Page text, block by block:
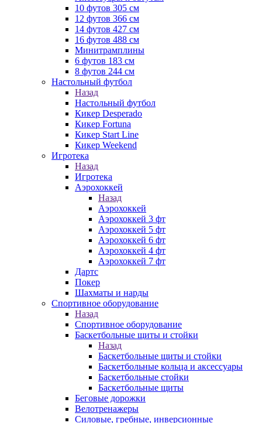
10 футов 305 см
12 футов 366 см
14 футов 427 см
16 футов 488 см
Минитрамплины
6 футов 183 см
8 футов 244 см
Настольный футбол
Назад
Настольный футбол
Кикер Desperado
Кикер Fortuna
Кикер Start Line
Кикер Weekend
Игротека
Назад
Игротека
Аэрохоккей
Назад
Аэрохоккей
Аэрохоккей 3 фт
Аэрохоккей 5 фт
Аэрохоккей 6 фт
Аэрохоккей 4 фт
Аэрохоккей 7 фт
Дартс
Покер
Шахматы и нарды
Спортивное оборудование
Назад
Спортивное оборудование
Баскетбольные щиты и стойки
Назад
Баскетбольные щиты и стойки
Баскетбольные кольца и аксессуары
Баскетбольные стойки
Баскетбольные щиты
Беговые дорожки
Велотренажеры
Силовые, гребные, инверсионные